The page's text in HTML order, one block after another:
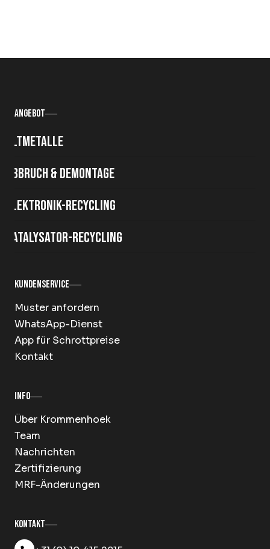
Angebot
Altmetalle
Abbruch & Demontage
Elektronik-Recycling
Katalysator-Recycling
Kundenservice
Muster anfordern
WhatsApp-Dienst
App für Schrottpreise
Kontakt
Info
Über Krommenhoek
Team
Nachrichten
Zertifizierung
MRF-Änderungen
Kontakt